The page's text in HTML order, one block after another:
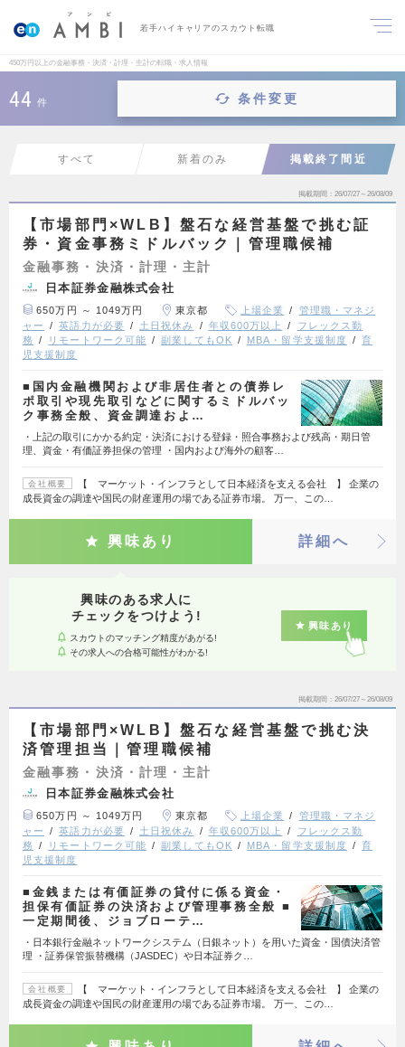
若手ハイキャリアのスカウト転職
450万円以上の金融事務・決済・計理・主計の転職・求人情報
44 件 条件変更
すべて 新着のみ 掲載終了間近
掲載期間 26/07/27～26/08/09
【市場部門×WLB】盤石な経営基盤で挑む証
券・資金事務ミドルバック｜管理職候補
金融事務・決済・計理・主計
日本証券金融株式会社
650万円 ～ 1049万円 東京都 上場企業
管理職・マネジ
ャー
英語力が必要 土日祝休み 年収600万以上
フレックス勤
務
リモートワーク可能 副業してもOK MBA・留学支援制度
育
児支援制度
■国内金融機関および非居住者との債券レ
ポ取引や現先取引などに関するミドルバッ
ク事務全般、資金調達およ…
・上記の取引にかかる約定・決済における登録・照合事務および残高・期日管
理、資金・有価証券担保の管理 ・国内および海外の顧客…
会社概要
【 マーケット・インフラとして日本経済を支える会社 】 企業の
成長資金の調達や国民の財産運用の場である証券市場。 万一、この…
興味あり 詳細へ
興味のある求人に
チェックをつけよう!
スカウトのマッチング精度があがる!
その求人への合格可能性がわかる!
興味あり
掲載期間 26/07/27～26/08/09
【市場部門×WLB】盤石な経営基盤で挑む決
済管理担当｜管理職候補
金融事務・決済・計理・主計
日本証券金融株式会社
650万円 ～ 1049万円 東京都 上場企業
管理職・マネジ
ャー
英語力が必要 土日祝休み 年収600万以上
フレックス勤
務
リモートワーク可能 副業してもOK MBA・留学支援制度
育
児支援制度
■金銭または有価証券の貸付に係る資金・
担保有価証券の決済および管理事務全般 ■
一定期間後、ジョブローテ…
・日本銀行金融ネットワークシステム（日銀ネット）を用いた資金・国債決済管
理 ・証券保管振替機構（JASDEC）や日本証券ク…
会社概要
【 マーケット・インフラとして日本経済を支える会社 】 企業の
成長資金の調達や国民の財産運用の場である証券市場。 万一、この…